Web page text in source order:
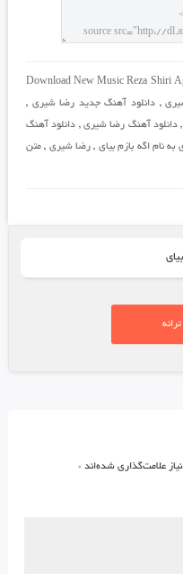
Download New Music Reza Shiri
, دانلود آهنگ جدید رضا شیری ,
,دانلود آهنگ رضا شیری , دانلود آهنگ
نام اگه بازم بیای , رضا شیری ,متن
علامت‌گذاری شده‌اند *